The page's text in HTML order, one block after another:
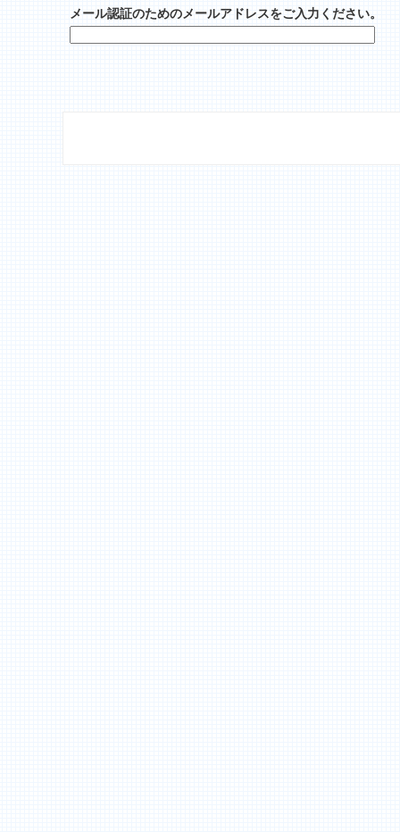
メール認証のためのメールアドレスをご入力ください。